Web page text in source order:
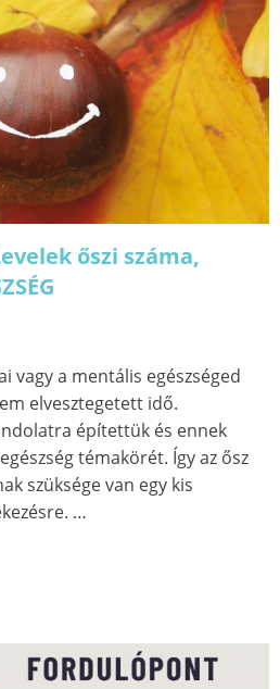
őszi száma,
vagy a mentális egészséged
elvesztegetett idő.
építettük és ennek
témakörét. Így az ősz
szüksége van egy kis
…